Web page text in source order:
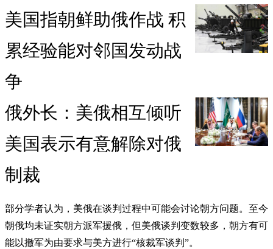
美国指朝鲜助俄作战 积
累经验能对邻国发动战
争
俄外长：美俄相互倾听
美国表示有意解除对俄
制裁
部分学者认为，美俄在谈判过程中可能会讨论朝方问题。至今
朝俄均未证实朝方派军援俄，但美俄谈判变数较多，朝方有可
能以撤军为由要求与美方进行“核裁军谈判”。